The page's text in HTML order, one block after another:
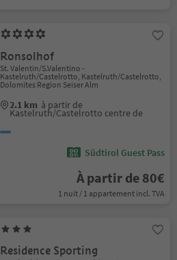
Ronsolhof
St. Valentin/S.Valentino -
Kastelruth/Castelrotto, Kastelruth/Castelrotto,
Dolomites Region Seiser Alm
2.1 km à partir de
Kastelruth/Castelrotto centre de
Südtirol Guest Pass
À partir de 80€
1 nuit / 1 appartement incl. TVA
Residence Sporting